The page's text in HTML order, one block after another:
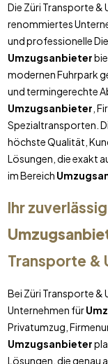
Die Züri Transporte &
renommiertes
und professionelle
Umzugsanbieter
modernen Fuhrpark
und termingerechte
Umzugsanbieter ,
Spezialtransporten.
höchste Qualität,
Lösungen, die exakt
im Bereich
Ihr
Transporte &
Bei Züri Transporte &
Unternehmen für
Privatumzug,
Umzugsanbieter
Lösungen, die genau